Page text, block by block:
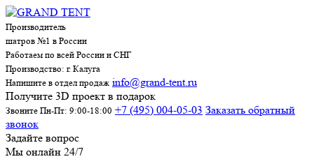
Производитель
шатров №1 в России
Работаем по всей России и СНГ
Производство: г. Калуга
Напишите в отдел продаж info@grand-tent.ru
Получите 3D проект в подарок
Звоните Пн-Пт: 9:00-18:00 +7 (495) 004-05-03 Заказать обратный
звонок
Задайте вопрос
Мы онлайн 24/7